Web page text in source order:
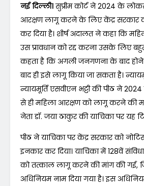
नई दिल्ली।सुप्रीम कोर्ट ने 2024 के
आरक्षण लागू करने के लिए केंद्र
कर दिया है। शीर्ष अदालत ने कहा कि
उस प्रावधान को रद्द करना उसके लिए
कहता है कि अगली जनगणना के बाद
बाद ही इसे लागू किया जा सकता है।
न्यायमूर्ति एसवीएन भट्टी की पीठ ने
से ही महिला आरक्षण को लागू करने की
नेता डॉ. जया ठाकुर की याचिका पर यह
पीठ ने याचिका पर केंद्र सरकार को
इनकार कर दिया। याचिका में 128वें
को तत्काल लागू करने की मांग की गई,
अधिनियम नाम दिया गया है। इस